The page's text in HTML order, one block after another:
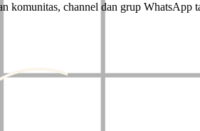
komunitas, channel dan grup WhatsApp